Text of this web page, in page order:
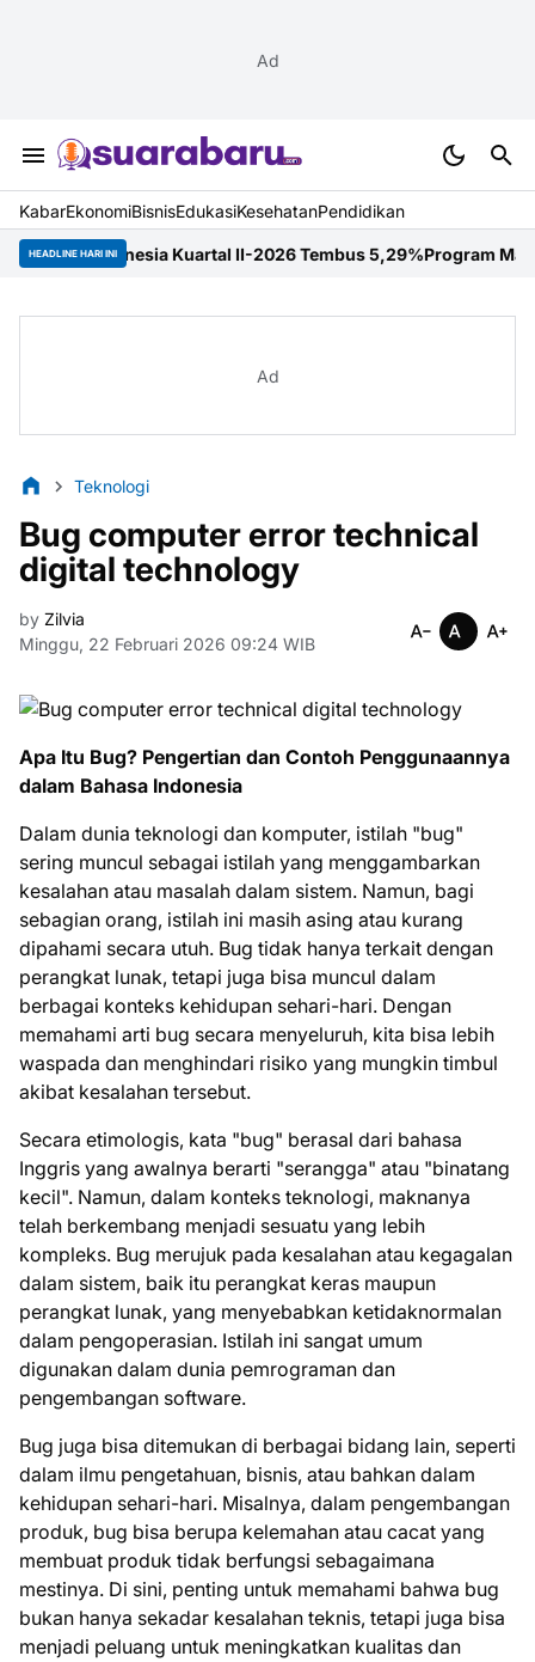
Ad
KabarEkonomiBisnisEdukasiKesehatanPendidikan
HEADLINE HARI INI
Kuartal II-2026 Tembus 5,29%Program Mahasiswa
Ad
Teknologi
Bug computer error technical
digital technology
by Zilvia
Minggu, 22 Februari 2026 09:24 WIB
Apa Itu Bug? Pengertian dan Contoh Penggunaannya
dalam Bahasa Indonesia
Dalam dunia teknologi dan komputer, istilah "bug"
sering muncul sebagai istilah yang menggambarkan
kesalahan atau masalah dalam sistem. Namun, bagi
sebagian orang, istilah ini masih asing atau kurang
dipahami secara utuh. Bug tidak hanya terkait dengan
perangkat lunak, tetapi juga bisa muncul dalam
berbagai konteks kehidupan sehari-hari. Dengan
memahami arti bug secara menyeluruh, kita bisa lebih
waspada dan menghindari risiko yang mungkin timbul
akibat kesalahan tersebut.
Secara etimologis, kata "bug" berasal dari bahasa
Inggris yang awalnya berarti "serangga" atau "binatang
kecil". Namun, dalam konteks teknologi, maknanya
telah berkembang menjadi sesuatu yang lebih
kompleks. Bug merujuk pada kesalahan atau kegagalan
dalam sistem, baik itu perangkat keras maupun
perangkat lunak, yang menyebabkan ketidaknormalan
dalam pengoperasian. Istilah ini sangat umum
digunakan dalam dunia pemrograman dan
pengembangan software.
Bug juga bisa ditemukan di berbagai bidang lain, seperti
dalam ilmu pengetahuan, bisnis, atau bahkan dalam
kehidupan sehari-hari. Misalnya, dalam pengembangan
produk, bug bisa berupa kelemahan atau cacat yang
membuat produk tidak berfungsi sebagaimana
mestinya. Di sini, penting untuk memahami bahwa bug
bukan hanya sekadar kesalahan teknis, tetapi juga bisa
menjadi peluang untuk meningkatkan kualitas dan